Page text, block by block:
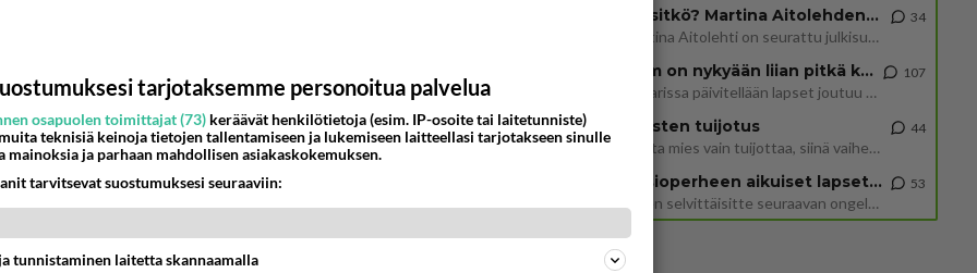
Kommentoi aloitusta...
Ketjusta on poistettu0sääntöjenvastaista viestiä.
Takaisin ylös
KESKUSTELUT
Tiesitkö? Martina Aitolehden isäpuoli on tämä suosittu laulaja
Martina Aitolehti on seurattu julkisuuden henkilö. Lähipiiriin mahtuu muitakin tunnettuja henkilöitä. Tiesitkö, että Ma
34
2 km on nykyään liian pitkä koulumatka
Hesarissa päivitellään lapset joutuu nyt kulkemaan 2 km kouluun jösses. Ruostefillarilla tuo matka menee vaikka miten äk
107
Miesten tuijotus
Mutta mies vain tuijottaa, siinä vaiheessa käännän itse pään pois. Mikä juttu? Yleensä jos joku tuijottaa tai katsoo, hä
44
Uusioperheen aikuiset lapset tyhjentää jääkaapin käydessään
Miten selvittäisitte seuraavan ongelman, meillä on uusioperhe, minulla teini-ikäiset lapset ja puolisolla aikuiset, jotk
53
tarjotaksemme personoitua palvelua
osapuolen toimittajat (73) keräävät henkilötietoja (esim. IP-osoite tai laitetunniste)
teknisiä keinoja tietojen tallentamiseen ja lukemiseen laitteellasi tarjotakseen sinulle
ja parhaan mahdollisen asiakaskokemuksen.
tarvitsevat suostumuksesi seuraaviin:
tunnistaminen laitetta skannaamalla